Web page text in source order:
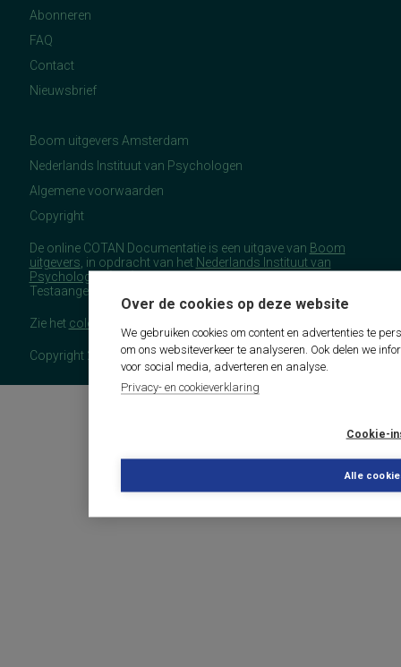
Over de cookies op deze website
We gebruiken cookies om content en advertenties te
om ons websiteverkeer te analyseren. Ook delen we
voor social media, adverteren en analyse.
Privacy- en cookieverklaring
Cookie-
Alle
Abonneren
FAQ
Contact
Nieuwsbrief
Boom uitgevers Amsterdam
Nederlands Instituut van Psychologen
Algemene voorwaarden
Copyright
De online COTAN Documentatie is een uitgave van Boom
uitgevers , in opdracht van het Nederlands Instituut van
Psychologen(NIP), namens de Commissie
Testaangelegenheden Nederland (COTAN).
Zie het colofon
Copyright 2026 - COTAN Documentatie